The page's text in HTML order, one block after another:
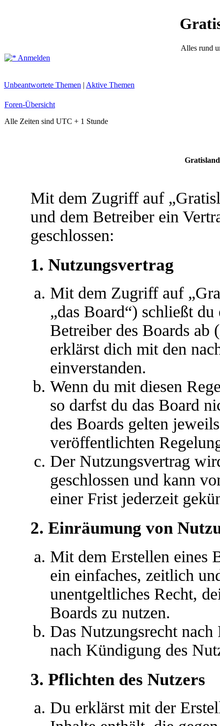
Alles rund
Anmelden
Unbeantwortete Themen | Aktive Themen
Foren-Übersicht
Alle Zeiten sind UTC + 1 Stunde
Mit dem Zugriff auf
und dem Betreiber ein
geschlossen:
1. Nutzungsvertrag
Mit dem Zugriff auf
„das Board“) schließt
Betreiber des Boards ab
erklärst dich mit den
einverstanden.
Wenn du mit diesen
so darfst du das Board
des Boards gelten
veröffentlichten
Der Nutzungsvertrag
geschlossen und kann
einer Frist jederzeit
2. Einräumung von
Mit dem Erstellen eines
ein einfaches, zeitlich
unentgeltliches Recht,
Boards zu nutzen.
Das Nutzungsrecht
nach Kündigung des
3. Pflichten des Nutzers
Du erklärst mit der